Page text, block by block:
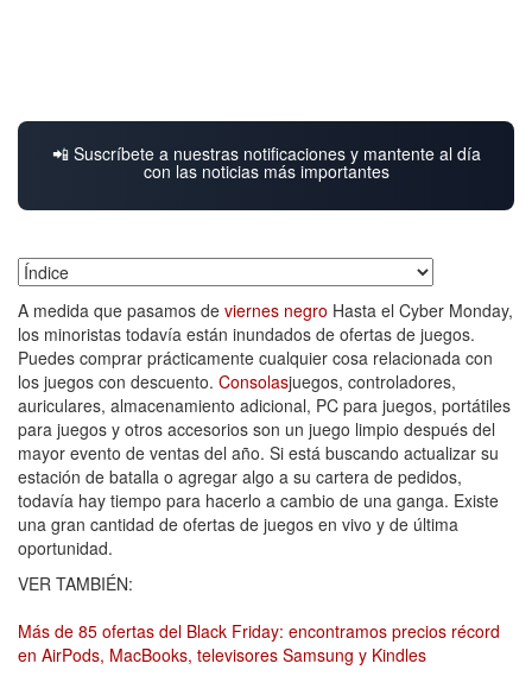
📲 Suscríbete a nuestras notificaciones y mantente al día
con las noticias más importantes
Índice
A medida que pasamos de viernes negro Hasta el Cyber Monday,
los minoristas todavía están inundados de ofertas de juegos.
Puedes comprar prácticamente cualquier cosa relacionada con
los juegos con descuento. Consolasjuegos, controladores,
auriculares, almacenamiento adicional, PC para juegos, portátiles
para juegos y otros accesorios son un juego limpio después del
mayor evento de ventas del año. Si está buscando actualizar su
estación de batalla o agregar algo a su cartera de pedidos,
todavía hay tiempo para hacerlo a cambio de una ganga. Existe
una gran cantidad de ofertas de juegos en vivo y de última
oportunidad.
VER TAMBIÉN:
Más de 85 ofertas del Black Friday: encontramos precios récord
en AirPods, MacBooks, televisores Samsung y Kindles